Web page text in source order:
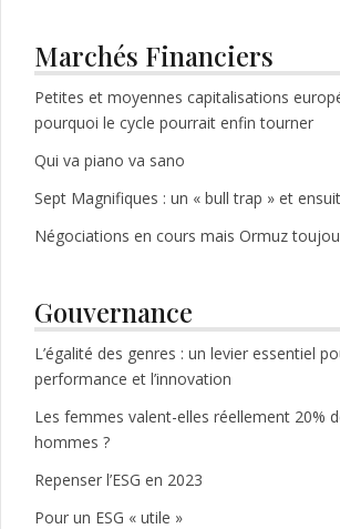
Marchés Financiers
Petites et moyennes capitalisations
pourquoi le cycle pourrait enfin tourner
Qui va piano va sano
Sept Magnifiques : un « bull trap » et
Négociations en cours mais Ormuz
Gouvernance
L’égalité des genres : un levier essentiel
performance et l’innovation
Les femmes valent-elles réellement 20%
hommes ?
Repenser l’ESG en 2023
Pour un ESG « utile »